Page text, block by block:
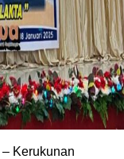
– Kerukunan